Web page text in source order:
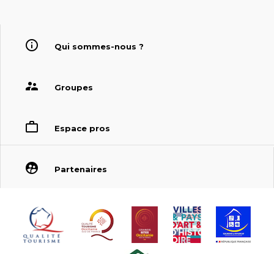
Qui sommes-nous ?
Groupes
Espace pros
Partenaires